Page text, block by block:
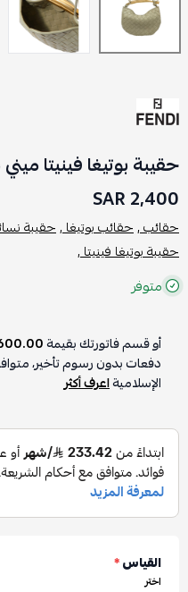
حقيبة بوتيغا فينيتا
2,400 SAR
حقائب ,حقائب بوتيغا ,حقيبة
حقيبة بوتيغا فينيتا ,
متوفر
أو قسم فاتورتك بقيمة600.00
دفعات بدون رسوم تأخير،
الإسلاميةاعرف أكثر
القياس*
اختر